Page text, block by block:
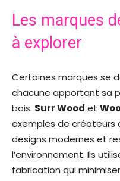
Les marques
à explorer
Certaines marques se
chacune apportant sa
bois. Surr Wood et
exemples de créateurs
designs modernes et
l’environnement. Ils
fabrication qui